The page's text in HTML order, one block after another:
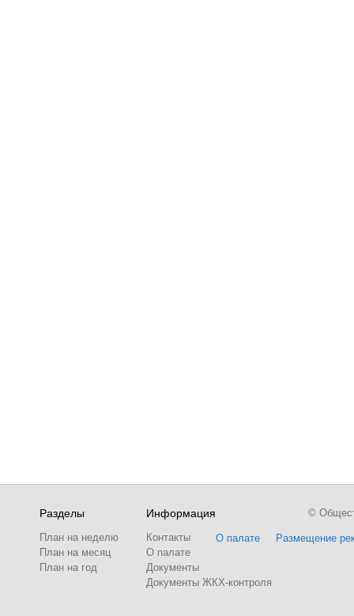
Разделы
План на неделю
План на месяц
План на год
Информация
Контакты
О палате
Документы
Документы ЖКХ-контроля
О палате Размещение
©